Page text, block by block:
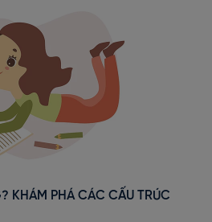
KHÁM PHÁ CÁC CẤU TRÚC